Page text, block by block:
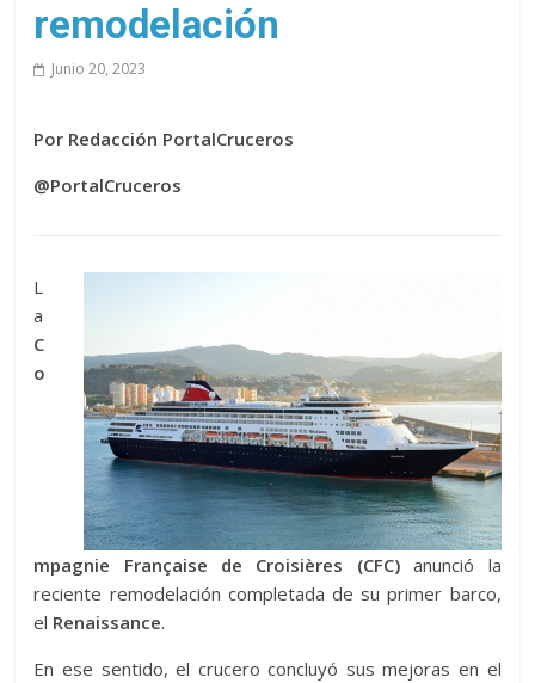
remodelación
Junio 20, 2023
Por Redacción PortalCruceros
@PortalCruceros
L
a
C
o
mpagnie Française de Croisières (CFC)anunció la
reciente remodelación completada de su primer barco,
el Renaissance.
En ese sentido, el crucero concluyó sus mejoras en el